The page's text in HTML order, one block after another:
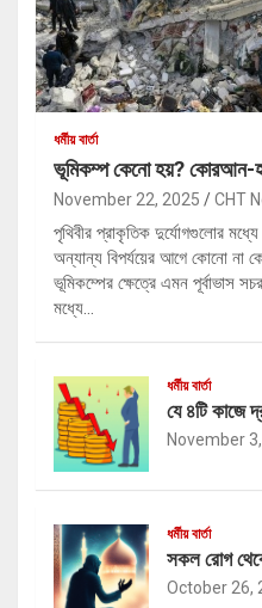
ধর্মীয় বার্তা
ভূমিকম্প কেনো হয়? কোরআন-
November 22, 2025 CHT
পৃথিবীর প্রাকৃতিক দুর্যোগগুলোর
অন্যান্য বিপর্যয়ের আগে কোনো না
ভূমিকম্পের ক্ষেত্রে এমন পূর্বাভাস
মধ্যে…
ধর্মীয় বার্তা
যে ৪টি কাজে
November
ধর্মীয় বার্তা
সকল রোগ
October 26,